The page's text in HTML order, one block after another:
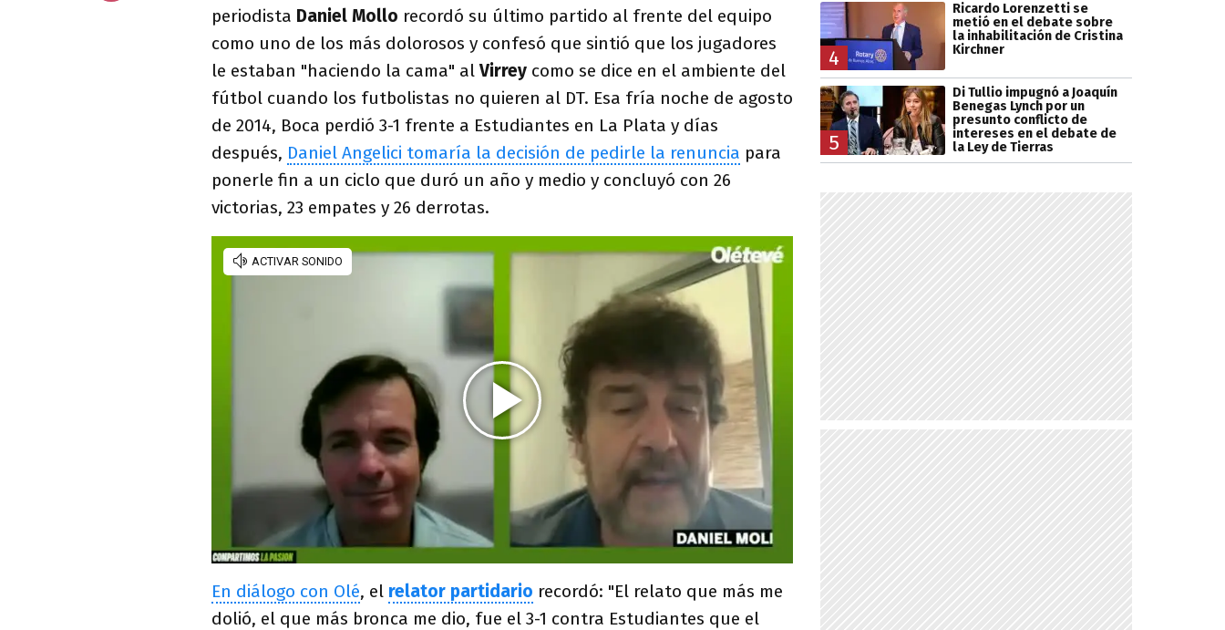
periodista Daniel Mollo recordó su último partido al frente del equipo
como uno de los más dolorosos y confesó que sintió que los jugadores
le estaban "haciendo la cama" alVirrey como se dice en el ambiente del
fútbol cuando los futbolistas no quieren al DT. Esa fría noche de agosto
de 2014, Boca perdió 3-1 frente a Estudiantes en La Plata y días
después, Daniel Angelici tomaría la decisión de pedirle la renuncia para
ponerle fin a un ciclo que duró un año y medio y concluyó con 26
victorias, 23 empates y 26 derrotas.
En diálogo con Olé, el relator partidario recordó: "El relato que más me
dolió, el que más bronca me dio, fue el 3-1 contra Estudiantes que el
4
Ricardo Lorenzetti se
metió en el debate sobre
la inhabilitación de Cristina
Kirchner
5
Di Tullio impugnó a Joaquín
Benegas Lynch por un
presunto conflicto de
intereses en el debate de
la Ley de Tierras